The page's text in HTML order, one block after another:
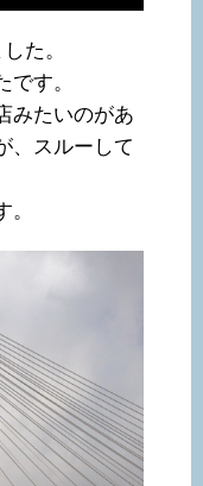
た。
す。
みたいのがあ
、スルーして